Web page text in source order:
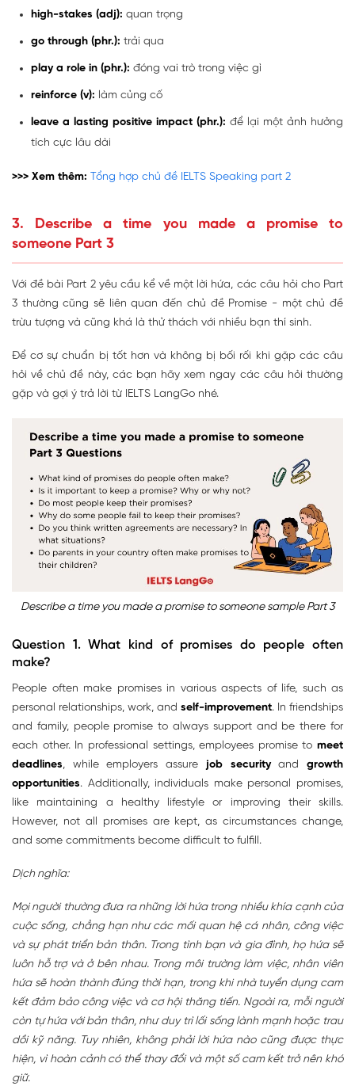
high-stakes (adj): quan trọng
go through (phr.): trải qua
play a role in (phr.): đóng vai trò trong việc gì
reinforce (v): làm củng cố
leave a lasting positive impact (phr.): để lại một ảnh hưởng
tích cực lâu dài
>>> Xem thêm: Tổng hợp chủ đề IELTS Speaking part 2
3. Describe a time you made a promise to
someone Part 3
Với đề bài Part 2 yêu cầu kể về một lời hứa, các câu hỏi cho Part
3 thường cũng sẽ liên quan đến chủ đề Promise - một chủ đề
trừu tượng và cũng khá là thử thách với nhiều bạn thí sinh.
Để cơ sự chuẩn bị tốt hơn và không bị bối rối khi gặp các câu
hỏi về chủ đề này, các bạn hãy xem ngay các câu hỏi thường
gặp và gợi ý trả lời từ IELTS LangGo nhé.
Describe a time you made a promise to someone sample Part 3
Question 1.What kind of promises do people often
make?
People often make promises in various aspects of life, such as
personal relationships, work, and self-improvement. In friendships
and family, people promise to always support and be there for
each other. In professional settings, employees promise to meet
deadlines, while employers assure job securityandgrowth
opportunities. Additionally, individuals make personal promises,
like maintaining a healthy lifestyle or improving their skills.
However, not all promises are kept, as circumstances change,
and some commitments become difficult to fulfill.
Dịch nghĩa:
Mọi người thường đưa ra những lời hứa trong nhiều khía cạnh của
cuộc sống, chẳng hạn như các mối quan hệ cá nhân, công việc
và sự phát triển bản thân. Trong tình bạn và gia đình, họ hứa sẽ
luôn hỗ trợ và ở bên nhau. Trong môi trường làm việc, nhân viên
hứa sẽ hoàn thành đúng thời hạn, trong khi nhà tuyển dụng cam
kết đảm bảo công việc và cơ hội thăng tiến. Ngoài ra, mỗi người
còn tự hứa với bản thân, như duy trì lối sống lành mạnh hoặc trau
dồi kỹ năng. Tuy nhiên, không phải lời hứa nào cũng được thực
hiện, vì hoàn cảnh có thể thay đổi và một số cam kết trở nên khó
giữ.